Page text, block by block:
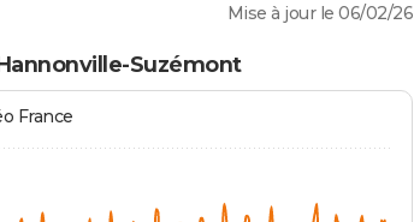
Mise à jour le 06/02/26
Suzémont
France